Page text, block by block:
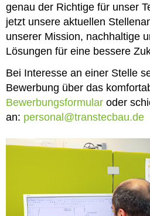
genau der Richtige für unser
jetzt unsere aktuellen
unserer Mission, nachhaltige
Lösungen für eine bessere
Bei Interesse an einer Stelle
Bewerbung über das
Bewerbungsformular oder
an: personal@transtecbau.de